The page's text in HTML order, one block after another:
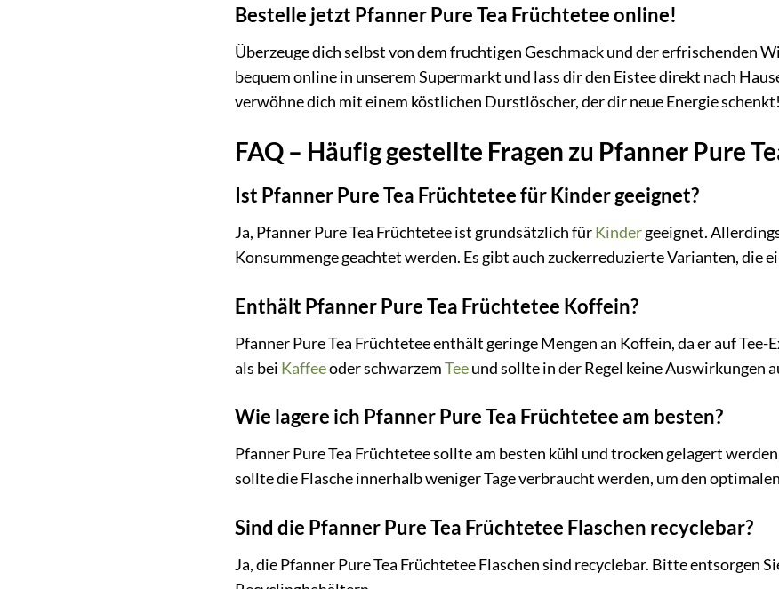
Bestelle jetzt Pfanner Pure Tea Früchtetee online!
Überzeuge dich selbst von dem fruchtigen Geschmack und der erfrischenden
bequem online in unserem Supermarkt und lass dir den Eistee direkt nach
verwöhne dich mit einem köstlichen Durstlöscher, der dir neue Energie schenkt!
FAQ – Häufig gestellte Fragen zu Pfanner Pure
Ist Pfanner Pure Tea Früchtetee für Kinder geeignet?
Ja, Pfanner Pure Tea Früchtetee ist grundsätzlich fürKindergeeignet.
Konsummenge geachtet werden. Es gibt auch zuckerreduzierte Varianten, die
Enthält Pfanner Pure Tea Früchtetee Koffein?
Pfanner Pure Tea Früchtetee enthält geringe Mengen an Koffein, da er auf
als bei Kaffeeoder schwarzemTeeund sollte in der Regel keine Auswirkungen
Wie lagere ich Pfanner Pure Tea Früchtetee am besten?
Pfanner Pure Tea Früchtetee sollte am besten kühl und trocken gelagert
sollte die Flasche innerhalb weniger Tage verbraucht werden, um den
Sind die Pfanner Pure Tea Früchtetee Flaschen recyclebar?
Ja, die Pfanner Pure Tea Früchtetee Flaschen sind recyclebar. Bitte entsorgen